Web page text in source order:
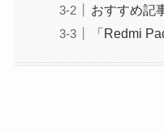
おすすめ記
「Redmi